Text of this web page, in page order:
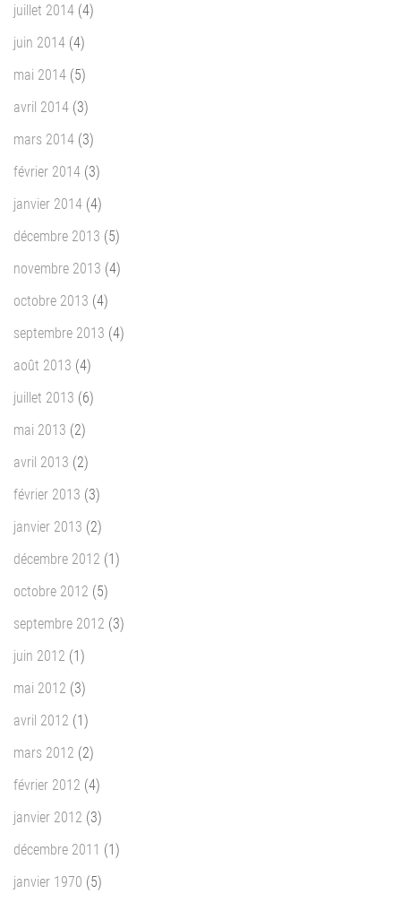
juillet 2014 (4)
juin 2014 (4)
mai 2014 (5)
avril 2014 (3)
mars 2014 (3)
février 2014 (3)
janvier 2014 (4)
décembre 2013 (5)
novembre 2013 (4)
octobre 2013 (4)
septembre 2013 (4)
août 2013 (4)
juillet 2013 (6)
mai 2013 (2)
avril 2013 (2)
février 2013 (3)
janvier 2013 (2)
décembre 2012 (1)
octobre 2012 (5)
septembre 2012 (3)
juin 2012 (1)
mai 2012 (3)
avril 2012 (1)
mars 2012 (2)
février 2012 (4)
janvier 2012 (3)
décembre 2011 (1)
janvier 1970 (5)